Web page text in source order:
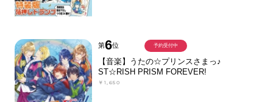
第6位
【音楽】うたの☆プリンスさまっ♪
ST☆RISH PRISM FOREVER!
￥1,650
予約受付中